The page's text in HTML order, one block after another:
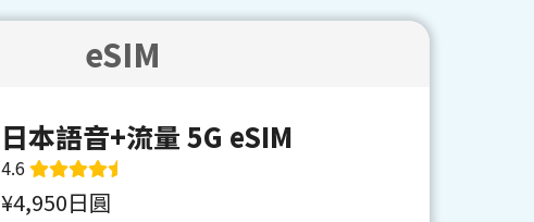
eSIM
日本語音+流量 5G eSIM
4.6
¥4,950日圓